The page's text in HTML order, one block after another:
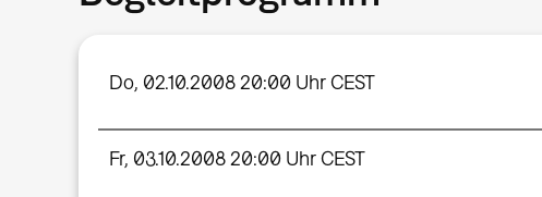
Do, 02.10.2008 20:00 Uhr CEST
Fr, 03.10.2008 20:00 Uhr CEST